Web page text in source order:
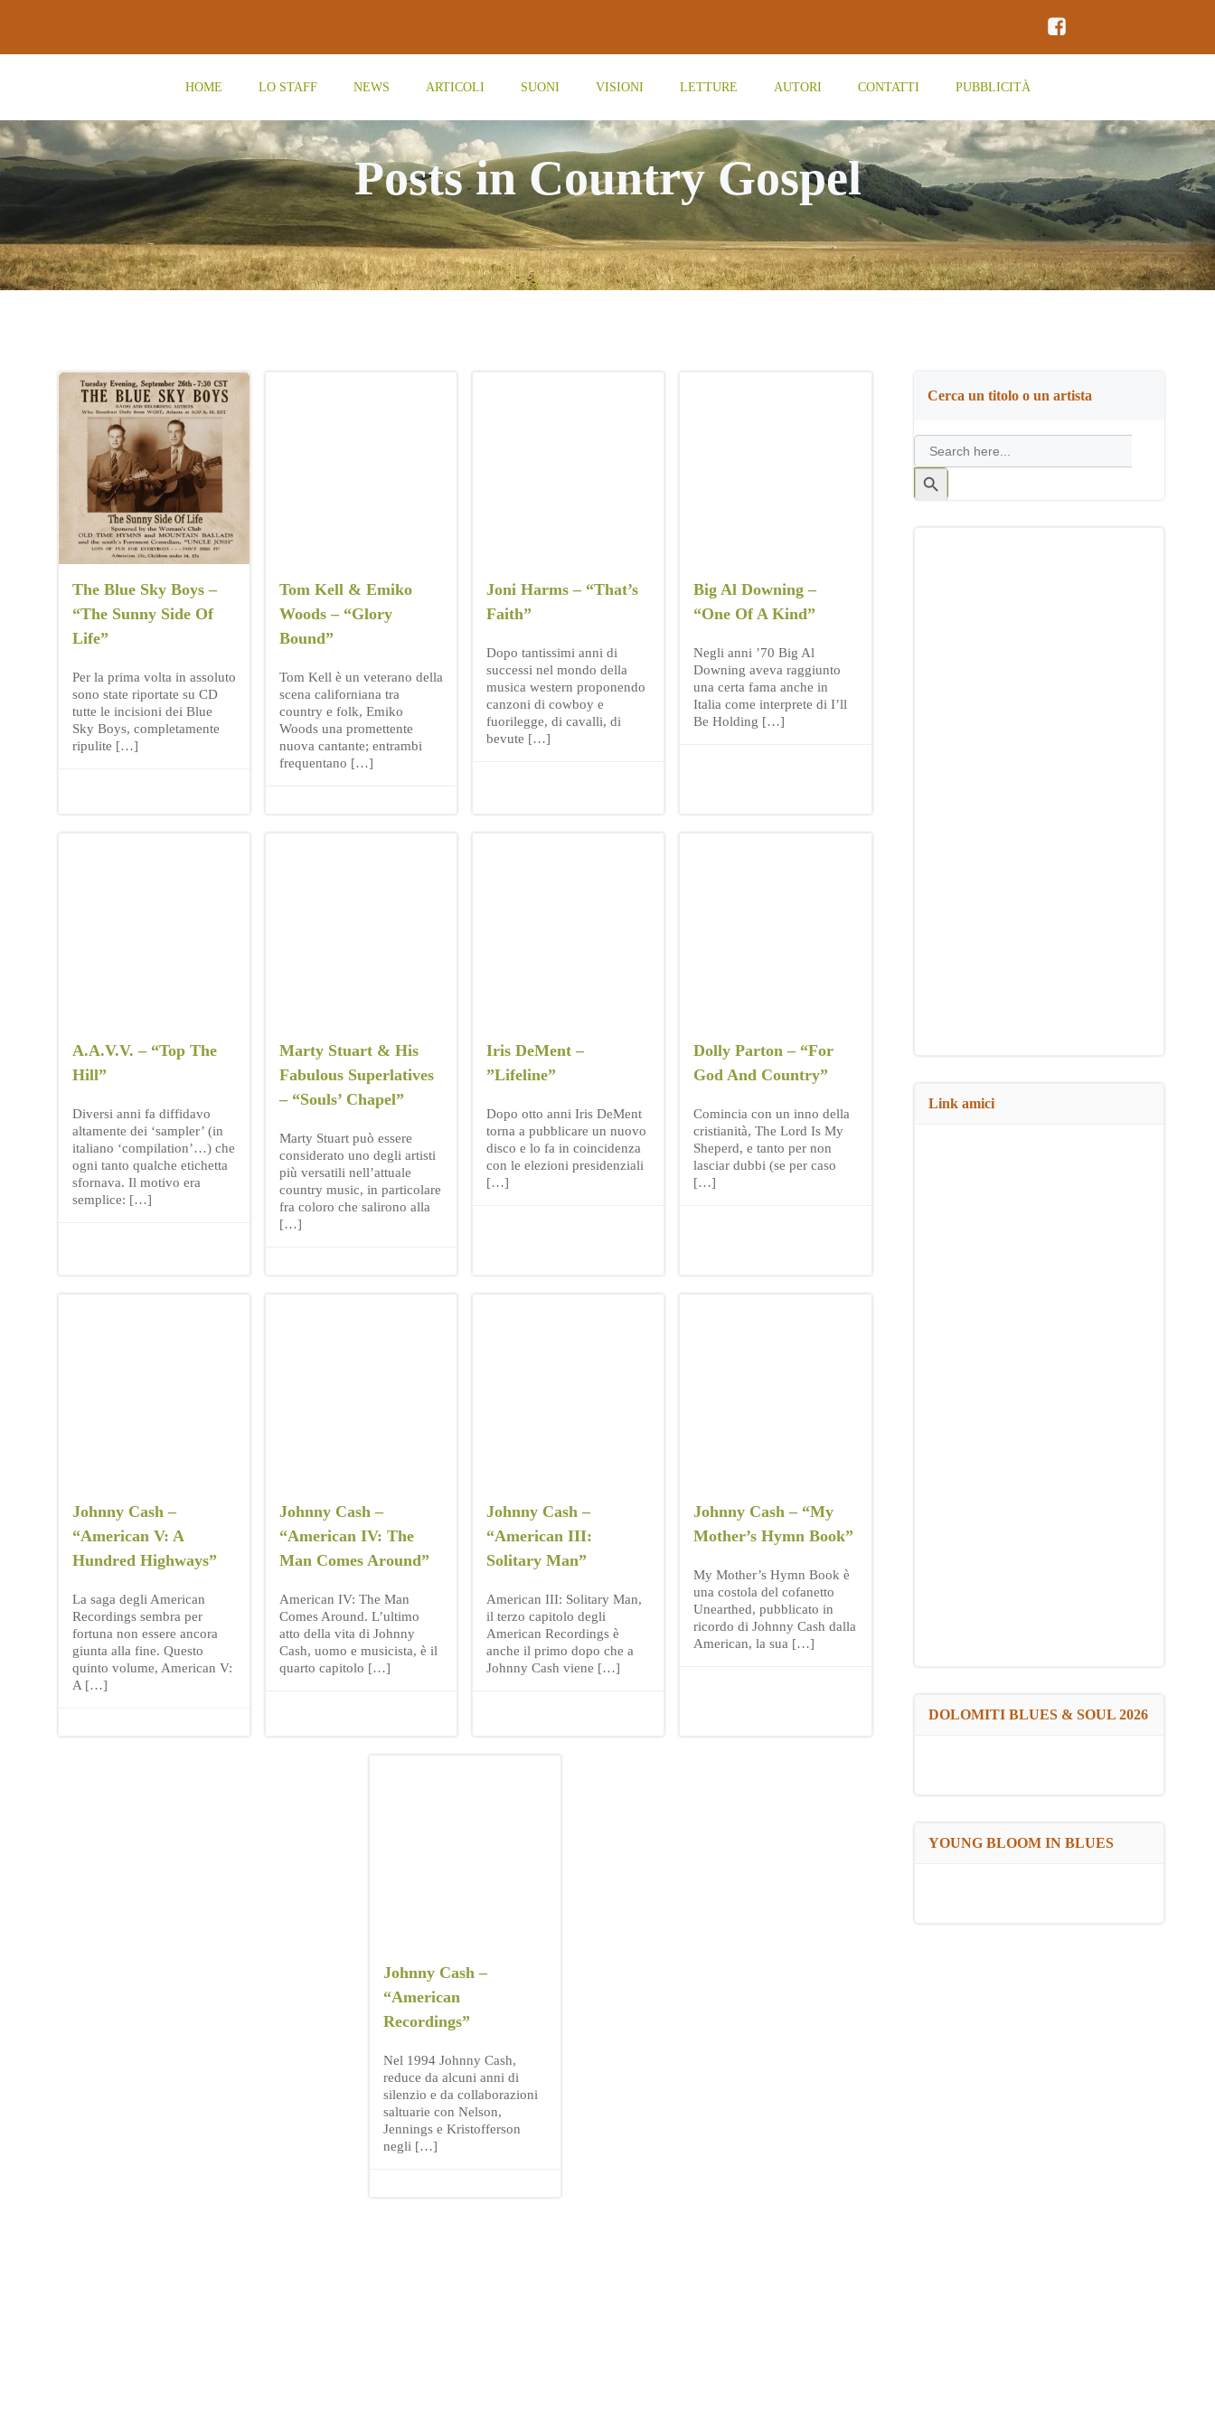
contenuto
HOME LO STAFF NEWS ARTICOLI SUONI VISIONI LETTURE AUTORI CONTATTI PUBBLICITÀ
Posts in Country Gospel
The Blue Sky Boys –
“The Sunny Side Of
Life”
Per la prima volta in assoluto
sono state riportate su CD
tutte le incisioni dei Blue
Sky Boys, completamente
ripulite […]
Tom Kell & Emiko
Woods – “Glory
Bound”
Tom Kell è un veterano della
scena californiana tra
country e folk, Emiko
Woods una promettente
nuova cantante; entrambi
frequentano […]
Joni Harms – “That’s
Faith”
Dopo tantissimi anni di
successi nel mondo della
musica western proponendo
canzoni di cowboy e
fuorilegge, di cavalli, di
bevute […]
Big Al Downing –
“One Of A Kind”
Negli anni ’70 Big Al
Downing aveva raggiunto
una certa fama anche in
Italia come interprete di I’ll
Be Holding […]
A.A.V.V. – “Top The
Hill”
Diversi anni fa diffidavo
altamente dei ‘sampler’ (in
italiano ‘compilation’…) che
ogni tanto qualche etichetta
sfornava. Il motivo era
semplice: […]
Marty Stuart & His
Fabulous Superlatives
– “Souls’ Chapel”
Marty Stuart può essere
considerato uno degli artisti
più versatili nell’attuale
country music, in particolare
fra coloro che salirono alla
[…]
Iris DeMent –
”Lifeline”
Dopo otto anni Iris DeMent
torna a pubblicare un nuovo
disco e lo fa in coincidenza
con le elezioni presidenziali
[…]
Dolly Parton – “For
God And Country”
Comincia con un inno della
cristianità, The Lord Is My
Sheperd, e tanto per non
lasciar dubbi (se per caso
[…]
Johnny Cash –
“American V: A
Hundred Highways”
La saga degli American
Recordings sembra per
fortuna non essere ancora
giunta alla fine. Questo
quinto volume, American V:
A […]
Johnny Cash –
“American IV: The
Man Comes Around”
American IV: The Man
Comes Around. L’ultimo
atto della vita di Johnny
Cash, uomo e musicista, è il
quarto capitolo […]
Johnny Cash –
“American III:
Solitary Man”
American III: Solitary Man,
il terzo capitolo degli
American Recordings è
anche il primo dopo che a
Johnny Cash viene […]
Johnny Cash – “My
Mother’s Hymn Book”
My Mother’s Hymn Book è
una costola del cofanetto
Unearthed, pubblicato in
ricordo di Johnny Cash dalla
American, la sua […]
Johnny Cash –
“American
Recordings”
Nel 1994 Johnny Cash,
reduce da alcuni anni di
silenzio e da collaborazioni
saltuarie con Nelson,
Jennings e Kristofferson
negli […]
Cerca un titolo o un artista
Search
for:
Search
Button
Link amici
DOLOMITI BLUES & SOUL 2026
YOUNG BLOOM IN BLUES